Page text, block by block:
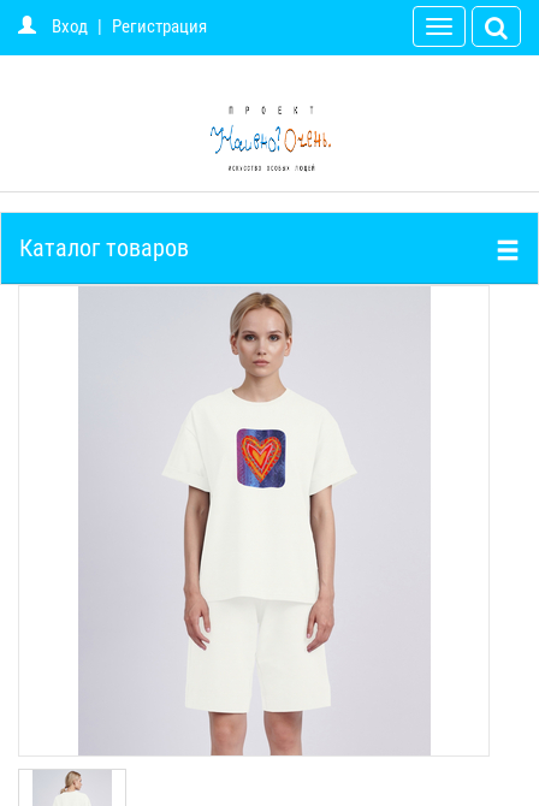
Вход | Регистрация
Toggle
navigation
Каталог товаров